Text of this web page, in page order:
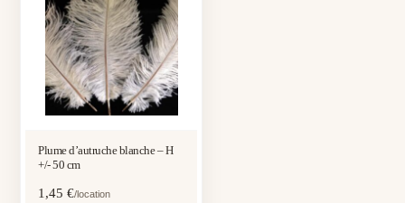
Plume d’autruche blanche – H
+/- 50 cm
1,45€/location